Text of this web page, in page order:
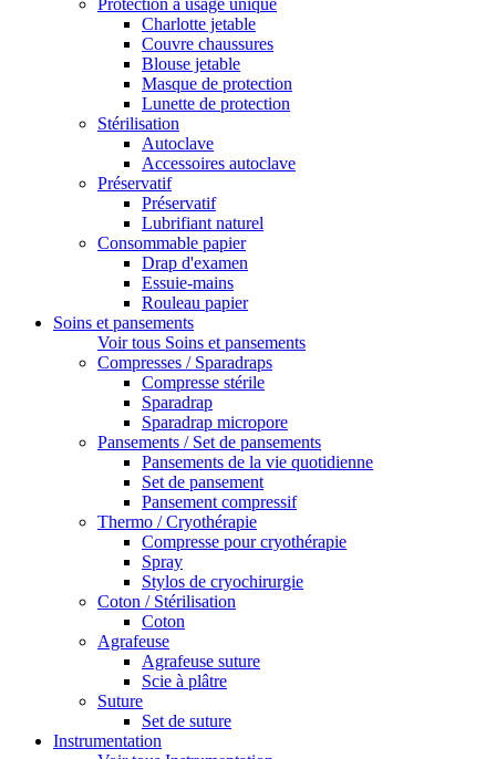
Protection à usage unique
Charlotte jetable
Couvre chaussures
Blouse jetable
Masque de protection
Lunette de protection
Stérilisation
Autoclave
Accessoires autoclave
Préservatif
Préservatif
Lubrifiant naturel
Consommable papier
Drap d'examen
Essuie-mains
Rouleau papier
Soins et pansements
Voir tous Soins et pansements
Compresses / Sparadraps
Compresse stérile
Sparadrap
Sparadrap micropore
Pansements / Set de pansements
Pansements de la vie quotidienne
Set de pansement
Pansement compressif
Thermo / Cryothérapie
Compresse pour cryothérapie
Spray
Stylos de cryochirurgie
Coton / Stérilisation
Coton
Agrafeuse
Agrafeuse suture
Scie à plâtre
Suture
Set de suture
Instrumentation